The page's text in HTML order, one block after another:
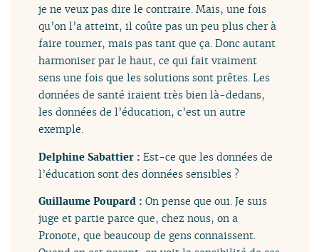
je ne veux pas dire le contraire. Mais, une fois
qu’on l’a atteint, il coûte pas un peu plus cher à
faire tourner, mais pas tant que ça. Donc autant
harmoniser par le haut, ce qui fait vraiment
sens une fois que les solutions sont prêtes. Les
données de santé iraient très bien là-dedans,
les données de l’éducation, c’est un autre
exemple.
Delphine Sabattier :Est-ce que les données de
l’éducation sont des données sensibles ?
Guillaume Poupard :On pense que oui. Je suis
juge et partie parce que, chez nous, on a
Pronote, que beaucoup de gens connaissent.